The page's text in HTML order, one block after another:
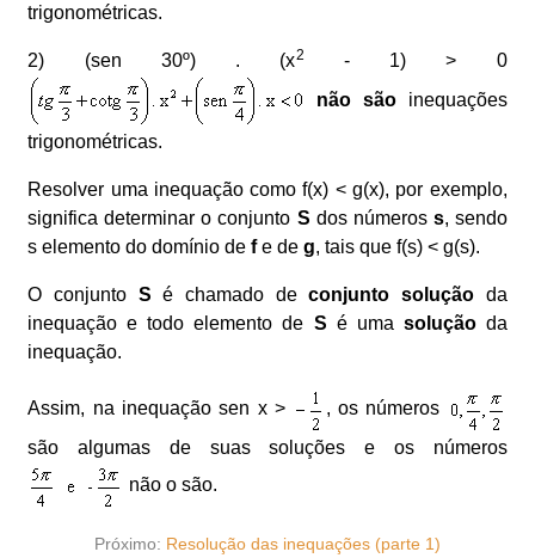
trigonométricas.
2) (sen 30º) . (x2
- 1) > 0
não sãoinequações
trigonométricas.
Resolver uma inequação como f(x) < g(x), por exemplo,
significa determinar o conjunto S dos números s, sendo
s elemento do domínio defe deg, tais que f(s) < g(s).
O conjunto S é chamado deconjunto soluçãoda
inequação e todo elemento de S é uma soluçãoda
inequação.
Assim, na inequação sen x >
, os números
são algumas de suas soluções e os números
não o são.
Próximo: Resolução das inequações (parte 1)